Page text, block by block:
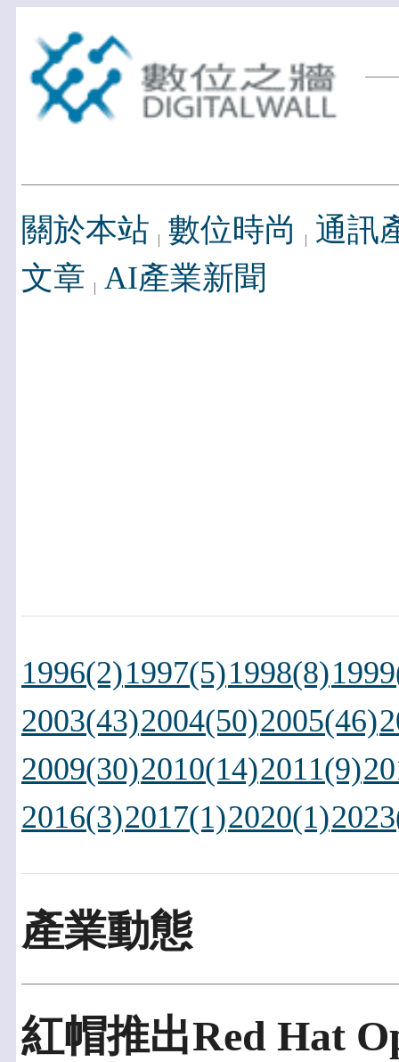
關於本站 數位時尚
通訊
文章 AI產業新聞
1996(2)1997(5)1998(8)
2003(43)2004(50)2005(46)
2009(30)2010(14)2011(9)
2016(3)2017(1)2020(1)
產業動態
紅帽推出Red Hat